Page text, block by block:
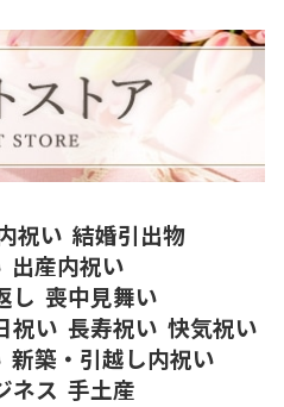
祝い 結婚引出物
出産内祝い
し 喪中見舞い
祝い 長寿祝い 快気祝い
新築・引越し内祝い
ネス 手土産